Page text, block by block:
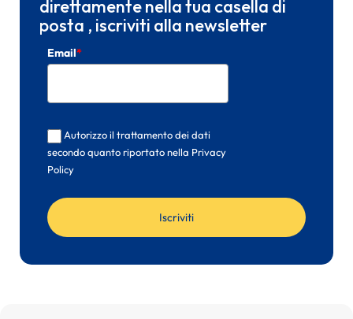
direttamente nella tua casella di
posta , iscriviti alla newsletter
Email*
Autorizzo il trattamento dei dati
secondo quanto riportato nella Privacy
Policy
Iscriviti